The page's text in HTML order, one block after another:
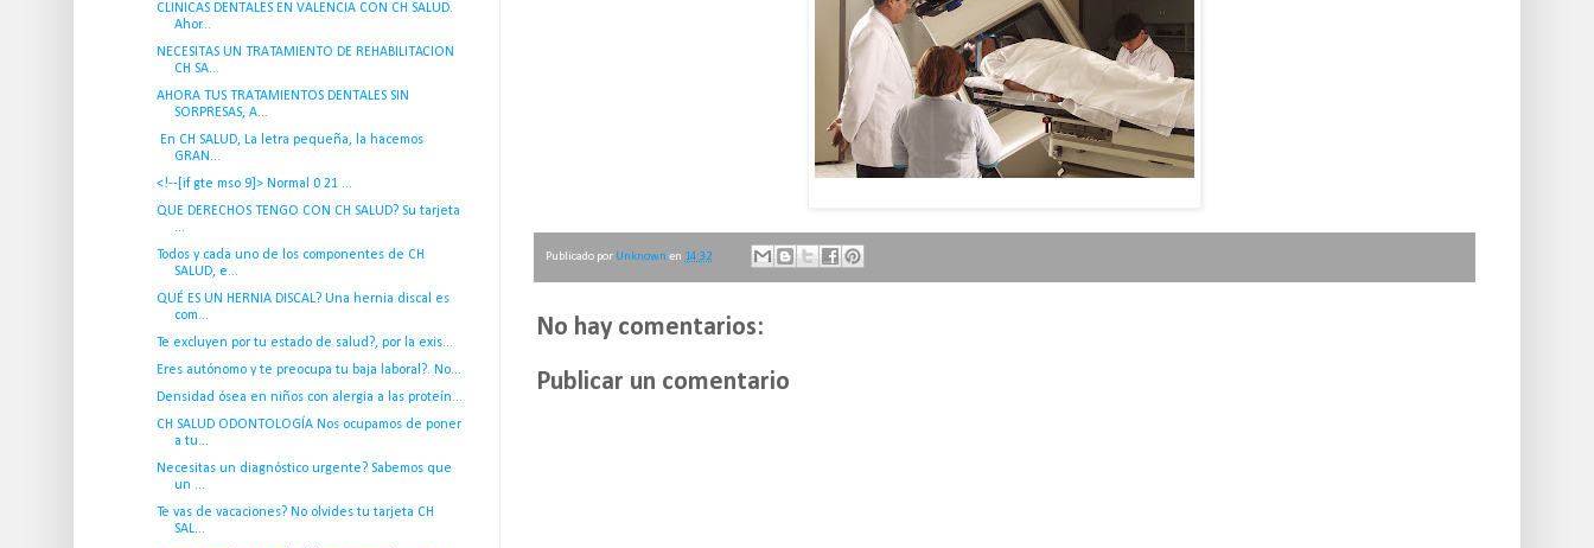
Publicado por Unknown en 14:32
No hay comentarios:
Publicar un comentario
CLINICAS DENTALES EN VALENCIA CON CH SALUD.
Ahor...
NECESITAS UN TRATAMIENTO DE REHABILITACION
CH SA...
AHORA TUS TRATAMIENTOS DENTALES SIN
SORPRESAS, A...
En CH SALUD, La letra pequeña, la hacemos
GRAN...
<!--[if gte mso 9]> Normal 0 21 ...
QUE DERECHOS TENGO CON CH SALUD? Su tarjeta
...
Todos y cada uno de los componentes de CH
SALUD, e...
QUÉ ES UN HERNIA DISCAL? Una hernia discal es
com...
Te excluyen por tu estado de salud?, por la exis...
Eres autónomo y te preocupa tu baja laboral?. No...
Densidad ósea en niños con alergia a las proteín...
CH SALUD ODONTOLOGÍA Nos ocupamos de poner
a tu...
Necesitas un diagnóstico urgente? Sabemos que
un ...
Te vas de vacaciones? No olvides tu tarjeta CH
SAL...